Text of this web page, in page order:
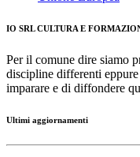
IO SRL CULTURA E
Per il comune dire siamo
discipline differenti
imparare e di diffondere
Ultimi aggiornamenti